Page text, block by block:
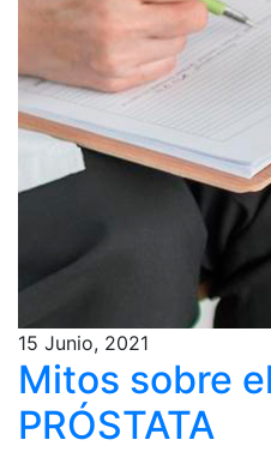
15 Junio, 2021
Mitos sobre
PRÓSTATA